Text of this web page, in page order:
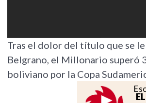
Tras el dolor del título que se le
Belgrano, el Millonario superó
boliviano por la Copa